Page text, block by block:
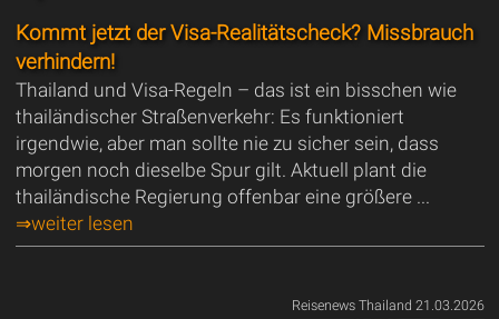
Kommt jetzt der Visa-Realitätscheck? Missbrauch
verhindern!
Thailand und Visa-Regeln – das ist ein bisschen wie
thailändischer Straßenverkehr: Es funktioniert
irgendwie, aber man sollte nie zu sicher sein, dass
morgen noch dieselbe Spur gilt. Aktuell plant die
thailändische Regierung offenbar eine größere ...
⇒weiter lesen
Reisenews Thailand 21.03.2026